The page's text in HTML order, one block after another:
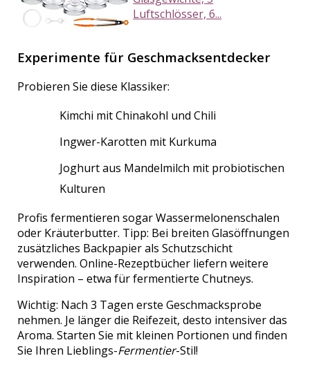
Luftschlösser, 6...
Experimente für Geschmacksentdecker
Probieren Sie diese Klassiker:
Kimchi mit Chinakohl und Chili
Ingwer-Karotten mit Kurkuma
Joghurt aus Mandelmilch mit probiotischen
Kulturen
Profis fermentieren sogar Wassermelonenschalen
oder Kräuterbutter. Tipp: Bei breiten Glasöffnungen
zusätzliches Backpapier als Schutzschicht
verwenden. Online-Rezeptbücher liefern weitere
Inspiration – etwa für fermentierte Chutneys.
Wichtig: Nach 3 Tagen erste Geschmacksprobe
nehmen. Je länger die Reifezeit, desto intensiver das
Aroma. Starten Sie mit kleinen Portionen und finden
Sie Ihren Lieblings-Fermentier-Stil!